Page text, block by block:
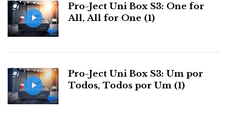
Pro-Ject Uni Box S3: One for
All, All for One (1)
Pro-Ject Uni Box S3: Um por
Todos, Todos por Um (1)